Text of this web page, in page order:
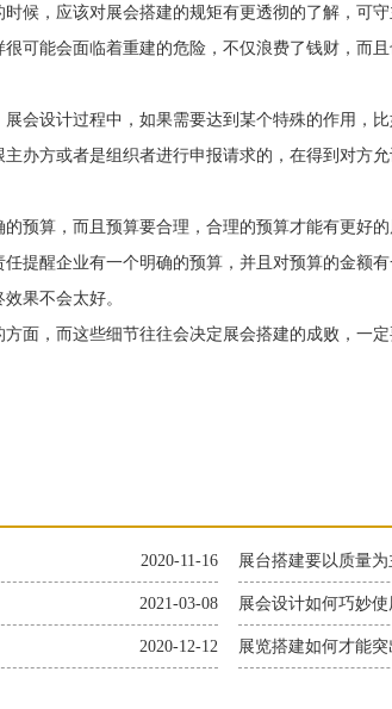
候，应该对展会搭建的规矩有更透彻的了解，可
可能会面临着重建的危险，不仅浪费了钱财，而且
设计过程中，如果需要达到某个特殊的作用，比
办方或者是组织者进行申报请求的，在得到对方允
算，而且预算要合理，合理的预算才能有更好的
提醒企业有一个明确的预算，并且对预算的金额
果不会太好。
，而这些细节往往会决定展会搭建的成败，一定
2020-11-16 展台搭建要以质量
2021-03-08 展会设计如何巧妙使
2020-12-12 展览搭建如何才能突